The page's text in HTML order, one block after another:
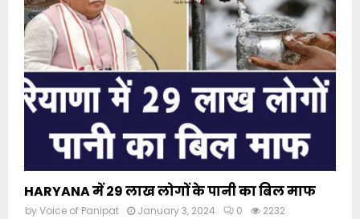
HARYANA में 29 लाख लोगों के पानी का बिल माफ
byVoice of Panipat January 3, 2024 0 2232